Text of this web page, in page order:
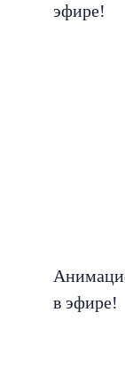
эфире!
в эфире!